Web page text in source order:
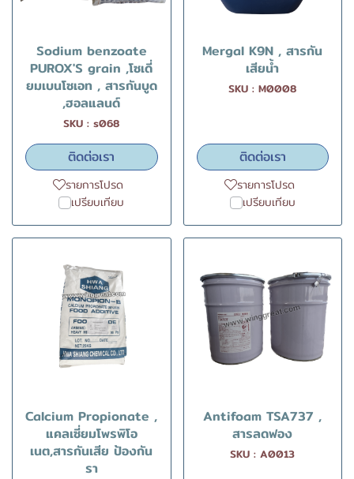
Sodium benzoate
PUROX'S grain ,โซเดี่
ยมเบนโซเอท , สารกันบูด
,ฮอลแลนด์
SKU : s068
ติดต่อเรา
รายการโปรด
เปรียบเทียบ
Mergal K9N , สารกัน
เสียน้ำ
SKU : M0008
ติดต่อเรา
รายการโปรด
เปรียบเทียบ
Calcium Propionate ,
แคลเซี่ยมโพรพิโอ
เนต,สารกันเสีย ป้องกัน
รา
Antifoam TSA737 ,
สารลดฟอง
SKU : A0013